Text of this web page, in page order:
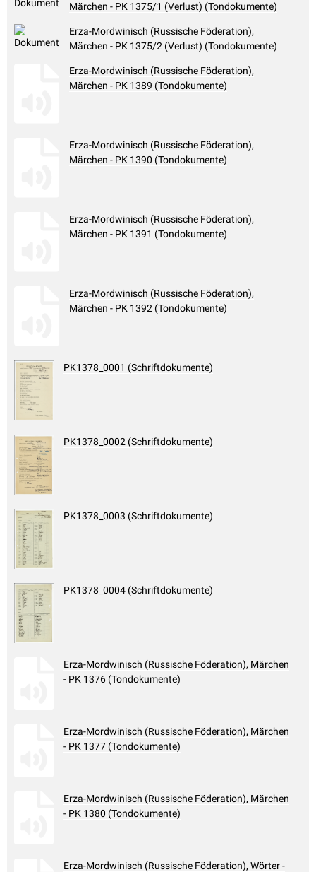
Märchen - PK 1375/1 (Verlust) (Tondokumente)
Erza-Mordwinisch (Russische Föderation),
Märchen - PK 1375/2 (Verlust) (Tondokumente)
Erza-Mordwinisch (Russische Föderation),
Märchen - PK 1389 (Tondokumente)
Erza-Mordwinisch (Russische Föderation),
Märchen - PK 1390 (Tondokumente)
Erza-Mordwinisch (Russische Föderation),
Märchen - PK 1391 (Tondokumente)
Erza-Mordwinisch (Russische Föderation),
Märchen - PK 1392 (Tondokumente)
PK1378_0001 (Schriftdokumente)
PK1378_0002 (Schriftdokumente)
PK1378_0003 (Schriftdokumente)
PK1378_0004 (Schriftdokumente)
Erza-Mordwinisch (Russische Föderation), Märchen
- PK 1376 (Tondokumente)
Erza-Mordwinisch (Russische Föderation), Märchen
- PK 1377 (Tondokumente)
Erza-Mordwinisch (Russische Föderation), Märchen
- PK 1380 (Tondokumente)
Erza-Mordwinisch (Russische Föderation), Wörter -